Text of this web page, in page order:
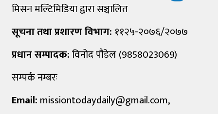
मिसन मल्टिमिडिया द्वारा सञ्चालित
सूचना तथा प्रशारण विभाग: ११२५-२०७६/२०७७
प्रधान सम्पादक:विनोद पौडेल (9858023069)
सम्पर्क नम्बरः
Email: missiontodaydaily@gmail.com,